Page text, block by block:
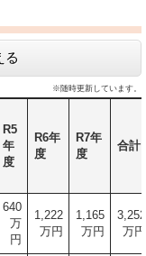
る
※随時更新しています。
R5
年
度
R6年
度
R7年
度
合計
640
万
円
1,222
万円
1,165
万円
3,252
万円